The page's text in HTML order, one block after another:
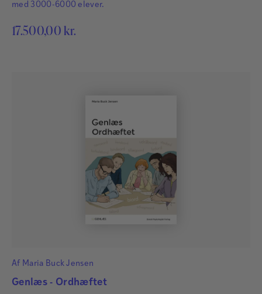
med 3000-6000 elever.
17.500,00 kr.
Af Maria Buck Jensen
Genlæs - Ordhæftet